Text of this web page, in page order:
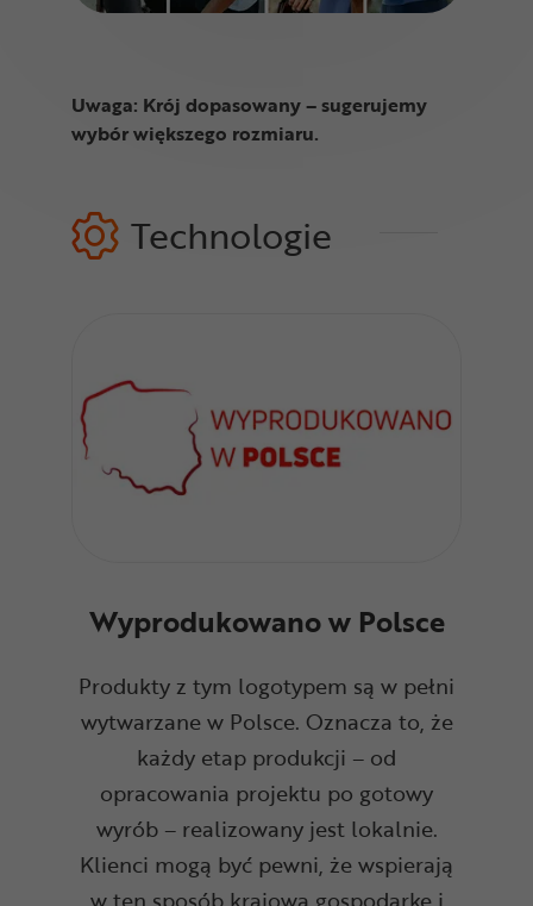
Uwaga: Krój dopasowany – sugerujemy
wybór większego rozmiaru.
Technologie
Wyprodukowano w Polsce
Produkty z tym logotypem są w pełni
wytwarzane w Polsce. Oznacza to, że
każdy etap produkcji – od
opracowania projektu po gotowy
wyrób – realizowany jest lokalnie.
Klienci mogą być pewni, że wspierają